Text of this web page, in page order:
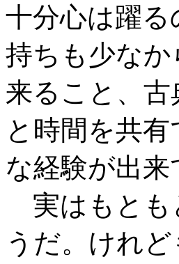
十分心は躍
持ちも少な
来ること、
と時間を共
な経験が出
実はもとも
うだ。けれ